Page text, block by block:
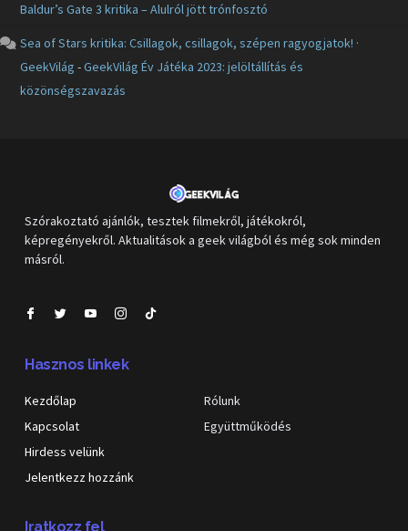
Baldur’s Gate 3 kritika – Alulról jött trónfosztó
Sea of Stars kritika: Csillagok, csillagok, szépen ragyogjatok! ·
GeekVilág -GeekVilág Év Játéka 2023: jelöltállítás és
közönségszavazás
Szórakoztató ajánlók, tesztek filmekről, játékokról,
képregényekről. Aktualitások a geek világból és még sok minden
másról.
Hasznos linkek
Kezdőlap
Kapcsolat
Hirdess velünk
Jelentkezz hozzánk
Rólunk
Együttműködés
Iratkozz fel